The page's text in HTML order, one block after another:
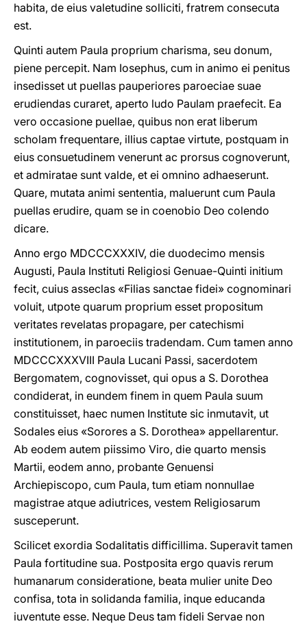
habita, de eius valetudine solliciti, fratrem consecuta
est.
Quinti autem Paula proprium charisma, seu donum,
piene percepit. Nam Iosephus, cum in animo ei penitus
insedisset ut puellas pauperiores paroeciae suae
erudiendas curaret, aperto ludo Paulam praefecit. Ea
vero occasione puellae, quibus non erat liberum
scholam frequentare, illius captae virtute, postquam in
eius consuetudinem venerunt ac prorsus cognoverunt,
et admiratae sunt valde, et ei omnino adhaeserunt.
Quare, mutata animi sententia, maluerunt cum Paula
puellas erudire, quam se in coenobio Deo colendo
dicare.
Anno ergo MDCCCXXXIV, die duodecimo mensis
Augusti, Paula Instituti Religiosi Genuae-Quinti initium
fecit, cuius asseclas «Filias sanctae fidei» cognominari
voluit, utpote quarum proprium esset propositum
veritates revelatas propagare, per catechismi
institutionem, in paroeciis tradendam. Cum tamen anno
MDCCCXXXVIII Paula Lucani Passi, sacerdotem
Bergomatem, cognovisset, qui opus a S. Dorothea
condiderat, in eundem finem in quem Paula suum
constituisset, haec numen Institute sic inmutavit, ut
Sodales eius «Sorores a S. Dorothea» appellarentur.
Ab eodem autem piissimo Viro, die quarto mensis
Martii, eodem anno, probante Genuensi
Archiepiscopo, cum Paula, tum etiam nonnullae
magistrae atque adiutrices, vestem Religiosarum
susceperunt.
Scilicet exordia Sodalitatis difficillima. Superavit tamen
Paula fortitudine sua. Postposita ergo quavis rerum
humanarum consideratione, beata mulier unite Deo
confisa, tota in solidanda familia, inque educanda
iuventute esse. Neque Deus tam fideli Servae non